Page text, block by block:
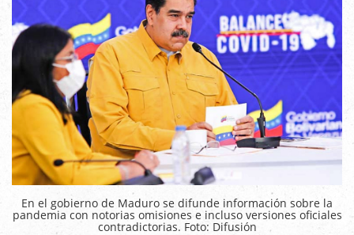
En el gobierno de Maduro se difunde información sobre la
pandemia con notorias omisiones e incluso versiones oficiales
contradictorias. Foto: Difusión